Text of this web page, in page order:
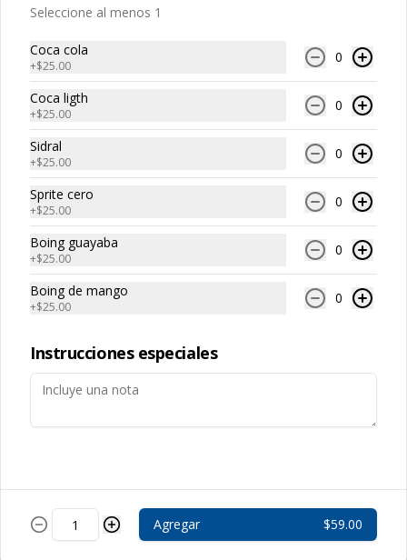
$69.00
Conócenos
Términos y condiciones
Política de privacidad
Redes sociales
Facebook
Mi cuenta
Seleccione al menos 1
Coca cola
+$25.00
0
Coca ligth
+$25.00
0
Sidral
+$25.00
0
Sprite cero
+$25.00
0
Boing guayaba
+$25.00
0
Boing de mango
+$25.00
0
Instrucciones especiales
Agregar $59.00